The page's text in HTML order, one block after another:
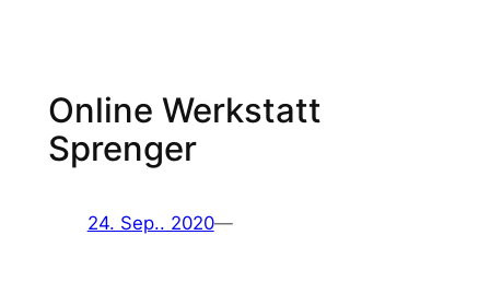
Online Werkstatt
Sprenger
24. Sep.. 2020—